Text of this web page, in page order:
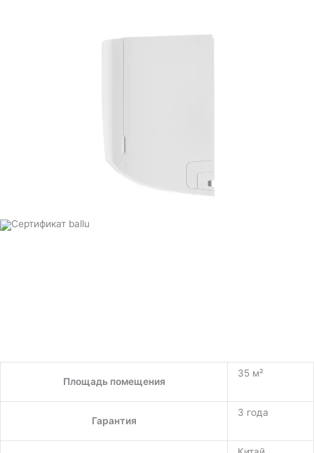
Площадь помещения
35 м²
Гарантия
3 года